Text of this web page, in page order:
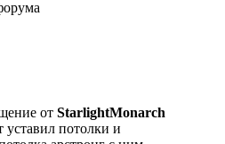
от StarlightMonarch
уставил потолки и